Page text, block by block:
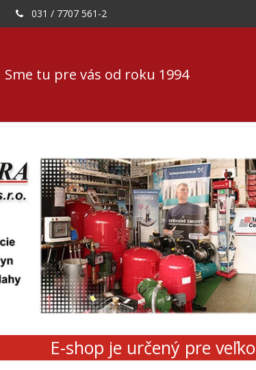
Sme tu pre vás od roku 1994
031 / 7707 561-2
E-shop je určený pre